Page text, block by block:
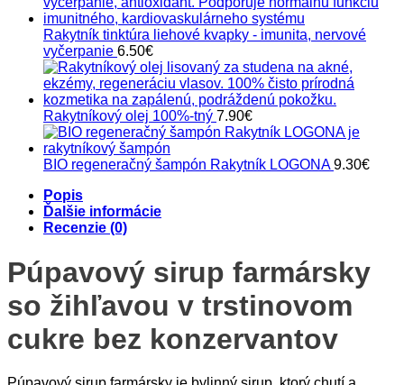
Rakytník tinktúra liehové kvapky - imunita, nervové
vyčerpanie 6.50€
Rakytníkový olej 100%-tný 7.90€
BIO regeneračný šampón Rakytník LOGONA 9.30€
Popis
Ďalšie informácie
Recenzie (0)
Púpavový sirup farmársky
so žihľavou v trstinovom
cukre bez konzervantov